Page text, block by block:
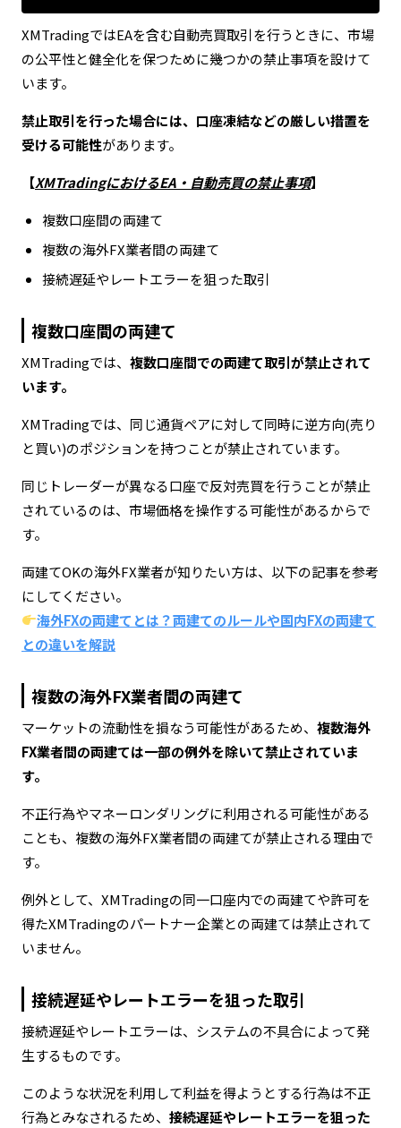
XMTradingではEAを含む自動売買取引を行うときに、市場
の公平性と健全化を保つために幾つかの禁止事項を設けて
います。
禁止取引を行った場合には、口座凍結などの厳しい措置を
受ける可能性があります。
【XMTradingにおけるEA・自動売買の禁止事項】
複数口座間の両建て
複数の海外FX業者間の両建て
接続遅延やレートエラーを狙った取引
複数口座間の両建て
XMTradingでは、 複数口座間での両建て取引が禁止されて
います。
XMTradingでは、同じ通貨ペアに対して同時に逆方向(売り
と買い)のポジションを持つことが禁止されています。
同じトレーダーが異なる口座で反対売買を行うことが禁止
されているのは、市場価格を操作する可能性があるからで
す。
両建てOKの海外FX業者が知りたい方は、以下の記事を参考
にしてください。
海外FXの両建てとは？両建てのルールや国内FXの両建て
との違いを解説
複数の海外FX業者間の両建て
マーケットの流動性を損なう可能性があるため、 複数海外
FX業者間の両建ては一部の例外を除いて禁止されていま
す。
不正行為やマネーロンダリングに利用される可能性がある
ことも、複数の海外FX業者間の両建てが禁止される理由で
す。
例外として、XMTradingの同一口座内での両建てや許可を
得たXMTradingのパートナー企業との両建ては禁止されて
いません。
接続遅延やレートエラーを狙った取引
接続遅延やレートエラーは、システムの不具合によって発
生するものです。
このような状況を利用して利益を得ようとする行為は不正
行為とみなされるため、 接続遅延やレートエラーを狙った